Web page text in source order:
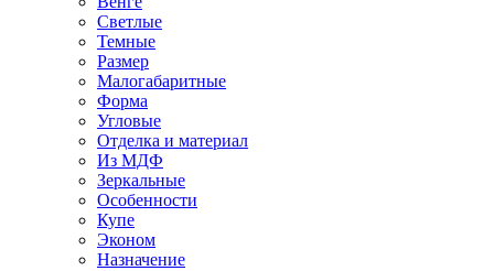
Светлые
Темные
Размер
Малогабаритные
Форма
Угловые
Отделка и материал
Из МДФ
Зеркальные
Особенности
Купе
Эконом
Назначение